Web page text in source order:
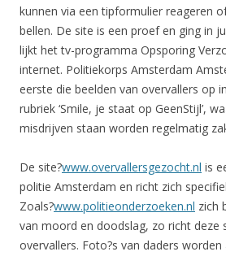
kunnen via een tipformulier reageren
bellen. De site is een proef en ging in
lijkt het tv-programma Opsporing
internet. Politiekorps Amsterdam
eerste die beelden van overvallers op
rubriek ‘Smile, je staat op GeenStijl’,
misdrijven staan worden regelmatig
De site?www.overvallersgezocht.nl is
politie Amsterdam en richt zich
Zoals?www.politieonderzoeken.nl zich
van moord en doodslag, zo richt deze
overvallers. Foto?s van daders